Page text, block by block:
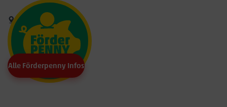
Alle Förderpenny Infos